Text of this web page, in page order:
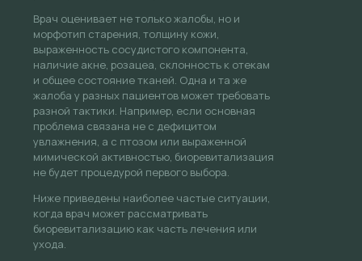
Врач оценивает не только жалобы, но и
морфотип старения, толщину кожи,
выраженность сосудистого компонента,
наличие акне, розацеа, склонность к отекам
и общее состояние тканей. Одна и та же
жалоба у разных пациентов может требовать
разной тактики. Например, если основная
проблема связана не с дефицитом
увлажнения, а с птозом или выраженной
мимической активностью, биоревитализация
не будет процедурой первого выбора.
Ниже приведены наиболее частые ситуации,
когда врач может рассматривать
биоревитализацию как часть лечения или
ухода.